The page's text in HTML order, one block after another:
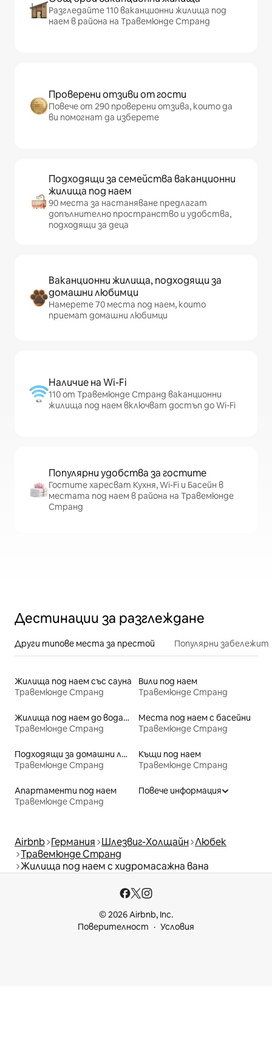
Разгледайте 110 ваканционни жилища под
наем в района на Травемюнде Странд
Проверени отзиви от гости
Повече от 290 проверени отзива, които да
ви помогнат да изберете
Подходящи за семейства ваканционни
жилища под наем
90 места за настаняване предлагат
допълнително пространство и удобства,
подходящи за деца
Ваканционни жилища, подходящи за
домашни любимци
Намерете 70 места под наем, които
приемат домашни любимци
Наличие на Wi-Fi
110 от Травемюнде Странд ваканционни
жилища под наем включват достъп до Wi-Fi
Популярни удобства за гостите
Гостите харесват Кухня, Wi-Fi и Басейн в
местата под наем в района на Травемюнде
Странд
Дестинации за разглеждане
Други типове места за престой Популярни
Жилища под наем със сауна
Травемюнде Странд
Вили под наем
Травемюнде Странд
Жилища под наем до водата
Травемюнде Странд
Места под наем с басейни
Травемюнде Странд
Подходящи за домашни любимци места под наем
Травемюнде Странд
Къщи под наем
Травемюнде Странд
Апартаменти под наем
Травемюнде Странд
Повече информация
Airbnb Германия Шлезвиг-Холщайн Любек
Травемюнде Странд
Жилища под наем с хидромасажна вана
© 2026 Airbnb, Inc.
Поверителност
Условия